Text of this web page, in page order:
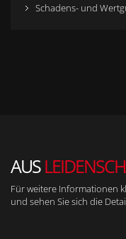
Schadens- und
AUS
Für weitere Informationen
und sehen Sie sich die